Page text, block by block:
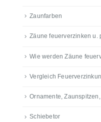
Zaunfarben
Zäune feuerverzinken u.
Wie werden Zäune
Vergleich
Ornamente,
Schiebetor